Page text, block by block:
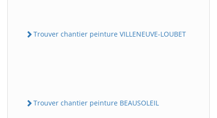
Trouver chantier peinture VILLENEUVE-LOUBET
Trouver chantier peinture BEAUSOLEIL